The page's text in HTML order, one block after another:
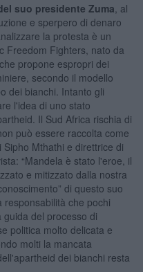
suo presidente Zuma , al
e sperpero di denaro
la protesta è un
Freedom Fighters, nato da
propone espropri dei
secondo il modello
dei bianchi. Intanto gli
l'idea di uno stato
Il Sud Africa rischia di
può essere raccolta come
Mthathi e direttrice di
“Mandela è stato l'eroe, il
e mitizzato dalla nostra
di questo suo
che pochi
del processo di
politica molto delicata e
molti la mancata
dei bianchi resta